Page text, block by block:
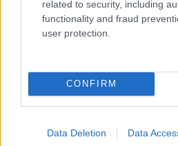
related to security, including
functionality and fraud
user protection.
CONFIRM
Data Deletion Data